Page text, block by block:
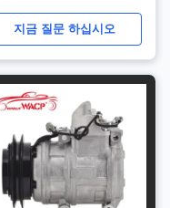
지금 질문 하십시오